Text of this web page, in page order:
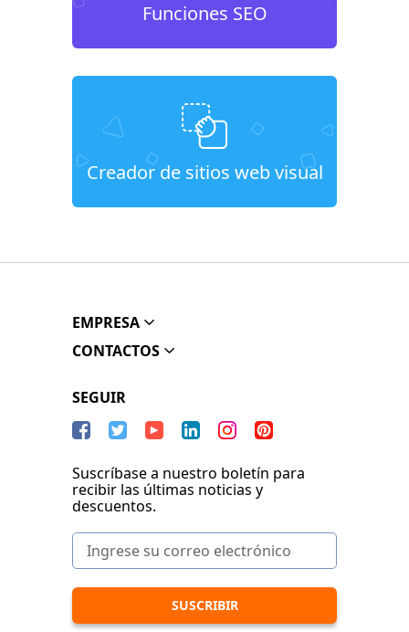
Funciones SEO
Creador de sitios web visual
EMPRESA
CONTACTOS
SEGUIR
Suscríbase a nuestro boletín para
recibir las últimas noticias y
descuentos.